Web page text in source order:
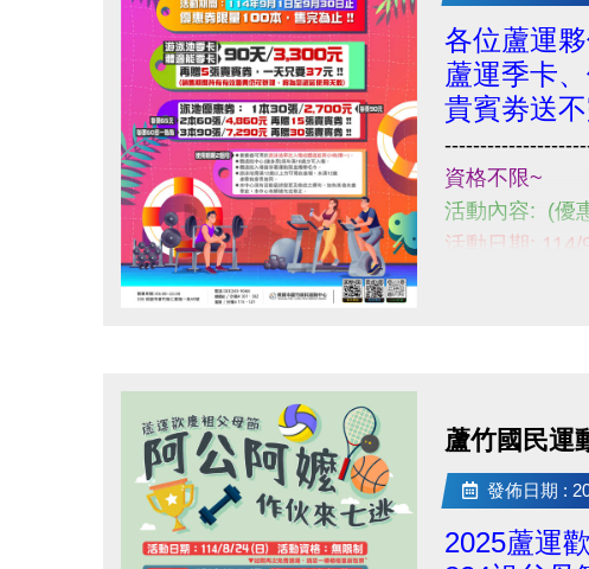
報
https://www.beclass.com/
Q
------------------------------------------
若有相關問題，請不吝撥打03-2639066 #121!
各位蘆運
蘆運季卡
貴賓劵送
資格不限~
活動內容: (優
活動日期:
蘆竹國民運
發佈日期 :
2025蘆運